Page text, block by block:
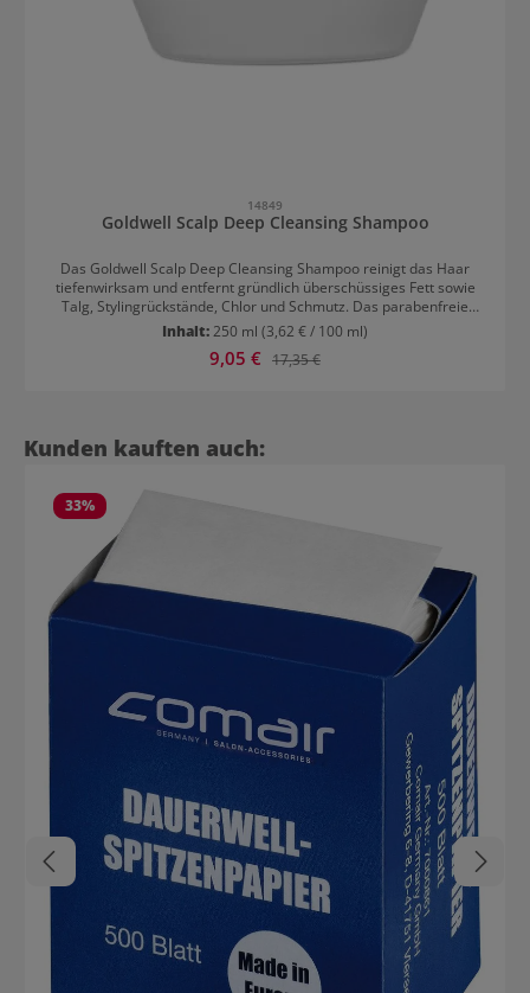
14849
Goldwell Scalp Deep Cleansing Shampoo
Das Goldwell Scalp Deep Cleansing Shampoo reinigt das Haar
tiefenwirksam und entfernt gründlich überschüssiges Fett sowie
Talg, Stylingrückstände, Chlor und Schmutz. Das parabenfreie
Shampoo trocknet das Haar dabei nicht aus, weil es das Haar nicht
Kopfhaut sorgt für eine schnelle und gleichmäßige Verteilung der
milde und sanfte Weise beseitigt. Die Kopfhaut entspannt sich
umgehend und fühlt sich frisch und gepflegt an. Die schonende
Inhalt:250 ml (3,62 € / 100 ml)
Verkaufspreis:
9,05 € Regulärer Preis:
17,35 €
Produktgalerie überspringen
Kunden kauften auch:
33%